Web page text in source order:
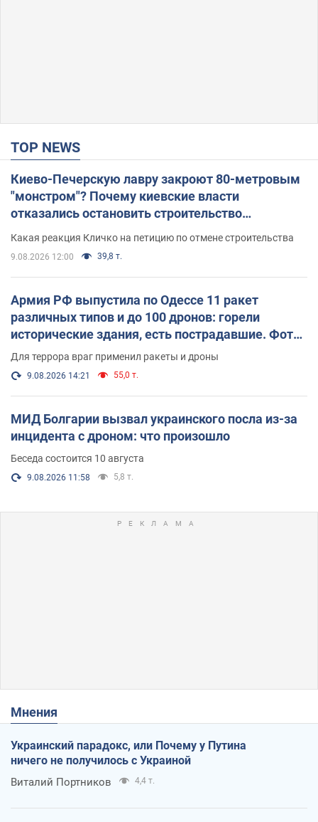
TOP NEWS
Киево-Печерскую лавру закроют 80-метровым
"монстром"? Почему киевские власти
отказались остановить строительство
Какая реакция Кличко на петицию по отмене строительства
9.08.2026 12:00 39,8 т.
Армия РФ выпустила по Одессе 11 ракет
различных типов и до 100 дронов: горели
исторические здания, есть пострадавшие. Фото
и видео
Для террора враг применил ракеты и дроны
9.08.2026 14:21 55,0 т.
МИД Болгарии вызвал украинского посла из-за
инцидента с дроном: что произошло
Беседа состоится 10 августа
9.08.2026 11:58 5,8 т.
Мнения
Украинский парадокс, или Почему у Путина
ничего не получилось с Украиной
Виталий Портников 4,4 т.